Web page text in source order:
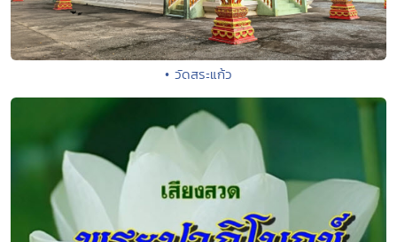
• วัดสระแก้ว